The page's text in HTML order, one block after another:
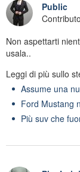
Public
Non aspettarti
usala..
Leggi di più sullo
Assume una
Ford Mustang
Più suv che